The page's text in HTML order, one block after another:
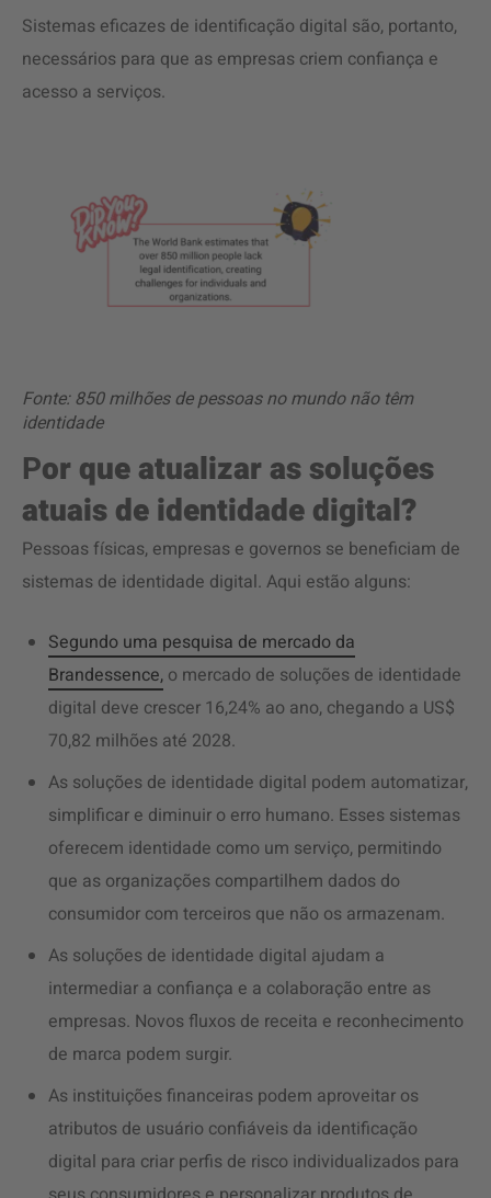
Sistemas eficazes de identificação digital são, portanto,
necessários para que as empresas criem confiança e
acesso a serviços.
Fonte: 850 milhões de pessoas no mundo não têm
identidade
Por que atualizar as soluções
atuais de identidade digital?
Pessoas físicas, empresas e governos se beneficiam de
sistemas de identidade digital. Aqui estão alguns:
Segundo uma pesquisa de mercado da
Brandessence, o mercado de soluções de identidade
digital deve crescer 16,24% ao ano, chegando a US$
70,82 milhões até 2028.
As soluções de identidade digital podem automatizar,
simplificar e diminuir o erro humano. Esses sistemas
oferecem identidade como um serviço, permitindo
que as organizações compartilhem dados do
consumidor com terceiros que não os armazenam.
As soluções de identidade digital ajudam a
intermediar a confiança e a colaboração entre as
empresas. Novos fluxos de receita e reconhecimento
de marca podem surgir.
As instituições financeiras podem aproveitar os
atributos de usuário confiáveis da identificação
digital para criar perfis de risco individualizados para